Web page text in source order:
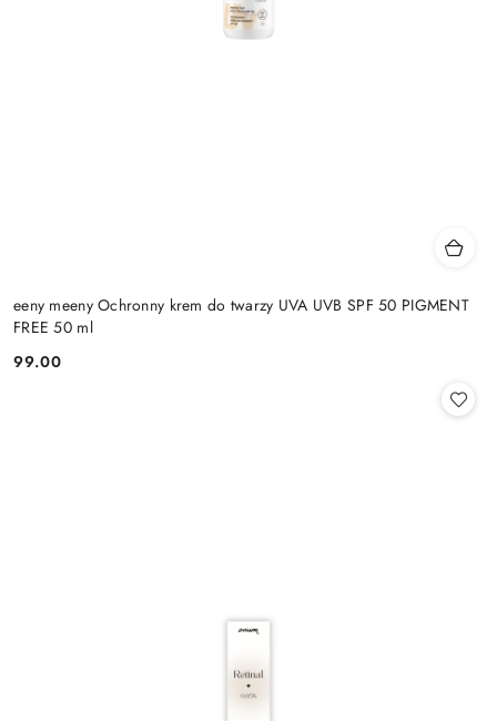
eeny meeny Ochronny krem do twarzy UVA UVB SPF 50 PIGMENT
FREE 50 ml
Cena:
99.00